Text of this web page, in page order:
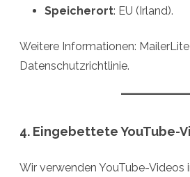
Speicherort: EU (Irland).
Weitere Informationen: MailerLite
Datenschutzrichtlinie.
4. Eingebettete YouTube-
Wir verwenden YouTube-Videos